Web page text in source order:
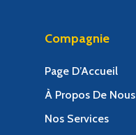
Compagnie
Page D’Accueil
À Propos De Nous
Nos Services